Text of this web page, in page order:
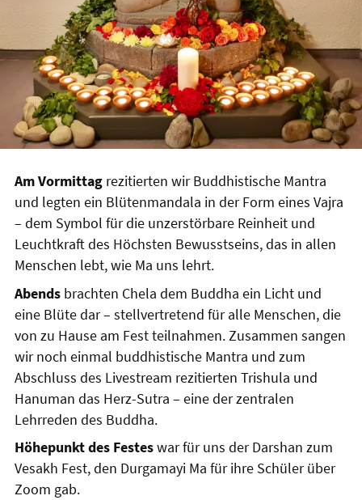
Am Vormittagrezitierten wir Buddhistische Mantra
und legten ein Blütenmandala in der Form eines Vajra
– dem Symbol für die unzerstörbare Reinheit und
Leuchtkraft des Höchsten Bewusstseins, das in allen
Menschen lebt, wie Ma uns lehrt.
Abendsbrachten Chela dem Buddha ein Licht und
eine Blüte dar – stellvertretend für alle Menschen, die
von zu Hause am Fest teilnahmen. Zusammen sangen
wir noch einmal buddhistische Mantra und zum
Abschluss des Livestream rezitierten Trishula und
Hanuman das Herz-Sutra – eine der zentralen
Lehrreden des Buddha.
Höhepunkt des Festeswar für uns der Darshan zum
Vesakh Fest, den Durgamayi Ma für ihre Schüler über
Zoom gab.